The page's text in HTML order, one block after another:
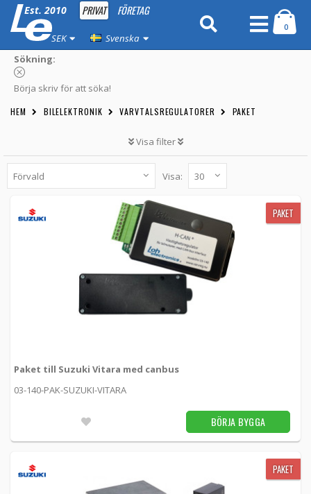
Est. 2010 PRIVAT FÖRETAG
SEK Svenska
0
Sökning:
Börja skriv för att söka!
HEM BILELEKTRONIK VARVTALSREGULATORER PAKET
Visa filter
Visa:
Paket till Suzuki Vitara med canbus
03-140-PAK-SUZUKI-VITARA - Loh Electronics
PAKET
03-164-PAK-SUZUKI -Loh Electronics
PAKET
Paket till Suzuki Vitara med canbus
03-140-PAK-SUZUKI-VITARA
BÖRJA BYGGA
PAKET